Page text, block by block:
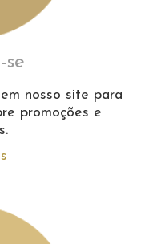
se
nosso site para
promoções e